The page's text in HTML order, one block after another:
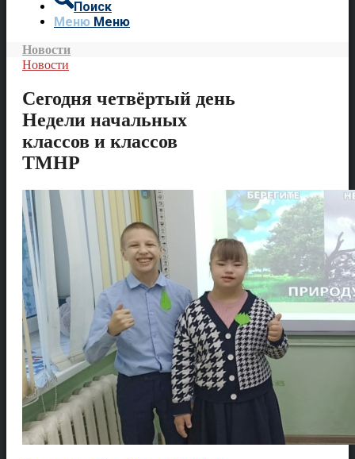
Поиск
Меню Меню
Новости
Новости
Сегодня четвёртый день
Недели начальных
классов и классов
ТМНР